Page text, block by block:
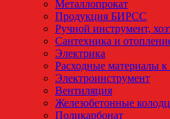
Металлопрокат
Продукция БИРСС
Ручной инструмент,
Сантехника и
Электрика
Расходные материалы к
Электроинструмент
Вентиляция
Железобетонные
Поликарбонат